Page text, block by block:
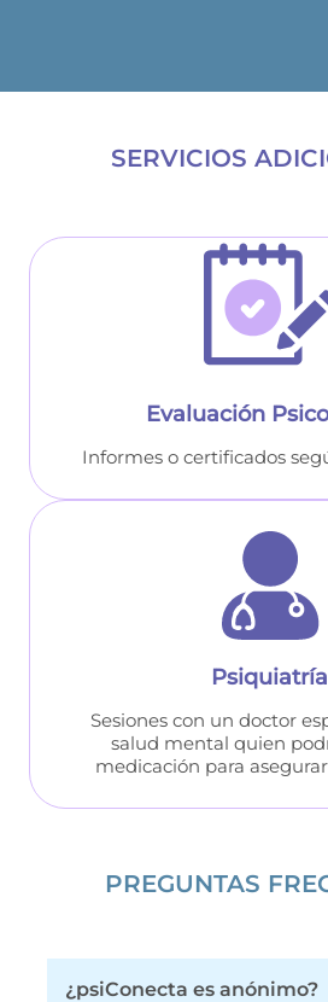
SERVICIOS
Evaluación
Informes o certificados
Psiquiatría
Sesiones con un doctor
salud mental quien
medicación para
PREGUNTAS
¿psiConecta es anónimo?